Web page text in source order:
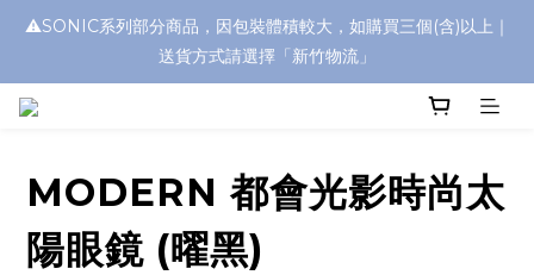
浮水太陽眼鏡🌊 全面升級新上市🎉
⚠️SONIC系列部分商品，因包裝體積較大，如購買三個(含)以上｜
送貨方式請選擇「新竹物流」
MODERN 都會光影時尚太
陽眼鏡 (曜黑)